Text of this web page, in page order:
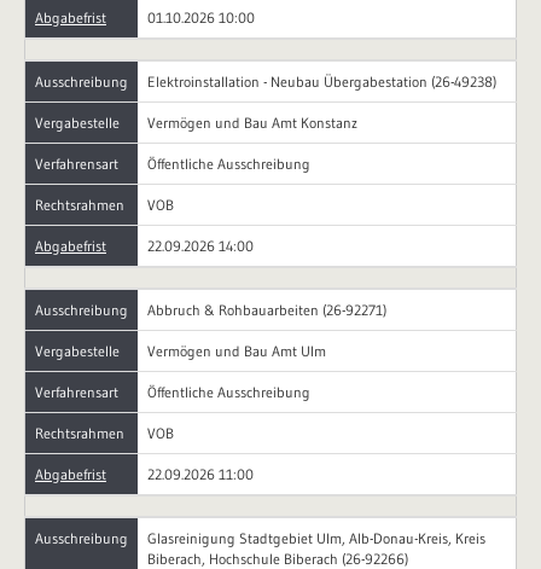
Abgabefrist 01.10.2026 10:00
Ausschreibung Elektroinstallation - Neubau Übergabestation (26-49238)
Vergabestelle Vermögen und Bau Amt Konstanz
Verfahrensart Öffentliche Ausschreibung
Rechtsrahmen VOB
Abgabefrist 22.09.2026 14:00
Ausschreibung Abbruch & Rohbauarbeiten (26-92271)
Vergabestelle Vermögen und Bau Amt Ulm
Verfahrensart Öffentliche Ausschreibung
Rechtsrahmen VOB
Abgabefrist 22.09.2026 11:00
Ausschreibung
Glasreinigung Stadtgebiet Ulm, Alb-Donau-Kreis, Kreis
Biberach, Hochschule Biberach (26-92266)